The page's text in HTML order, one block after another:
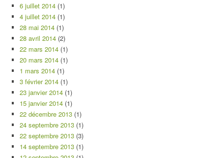
6 juillet 2014 (1)
4 juillet 2014 (1)
28 mai 2014 (1)
28 avril 2014 (2)
22 mars 2014 (1)
20 mars 2014 (1)
1 mars 2014 (1)
3 février 2014 (1)
23 janvier 2014 (1)
15 janvier 2014 (1)
22 décembre 2013 (1)
24 septembre 2013 (1)
22 septembre 2013 (3)
14 septembre 2013 (1)